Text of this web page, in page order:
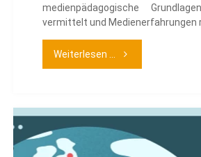
medienpädagogische
vermittelt und Medienerfahrungen
Weiterlesen ... "Hören,
–